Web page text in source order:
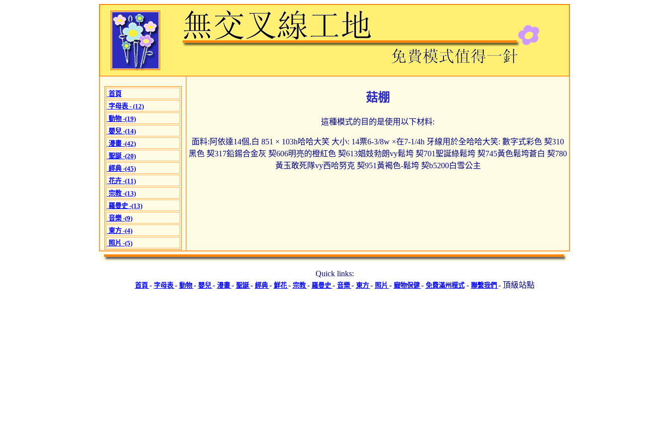
首頁
字母表 - (12)
動物 -(19)
嬰兒 -(14)
漫畫 -(42)
聖誕 -(20)
經典 -(45)
花卉 -(11)
宗教 -(13)
羅曼史 -(13)
音樂 -(9)
東方 -(4)
照片 -(5)
菇棚
這種模式的目的是使用以下材料:
面料:阿依達14個,白 851 × 103h哈哈大笑 大小: 14票6-3/8w ×在7-1/4h 牙線用於全哈哈大笑: 數字式彩色 契310
黑色 契317鉛錫合金灰 契606明亮的橙紅色 契613娼妓勃朗vy鬆垮 契701聖誕綠鬆垮 契745黃色鬆垮蒼白 契780
黃玉敢死隊vy西哈努克 契951黃褐色-鬆垮 契b5200白雪公主
Quick links:
首頁 - 字母表 - 動物- 嬰兒- 漫畫- 聖誕- 經典- 鮮花- 宗教- 羅曼史 - 音樂- 東方 - 照片 - 寵物保健- 免費滿州模式- 聯繫我們 - 頂級站點